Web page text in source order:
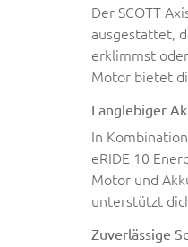
Der SCOTT
ausgestattet,
erklimmst
Motor bietet
Langlebiger
In
eRIDE 10
Motor und
unterstützt
Zuverlässige